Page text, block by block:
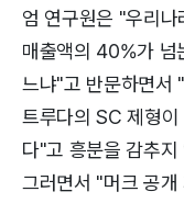
엄 연구원은 "우리나
매출액의 40%가 넘
느냐"고 반문하면서
트루다의 SC 제형
다"고 흥분을 감추지
그러면서 "머크 공개